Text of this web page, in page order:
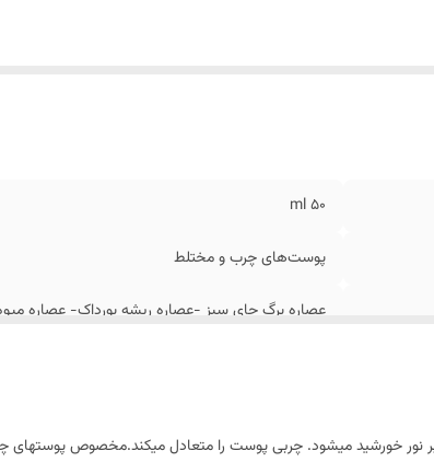
۵۰ ml
پوست‌های چرب و مختلط
عصاره برگ چای سبز -عصاره ریشه بورداک- عصاره
نور خورشید میشود. چربی پوست را متعادل میکند.مخصوص